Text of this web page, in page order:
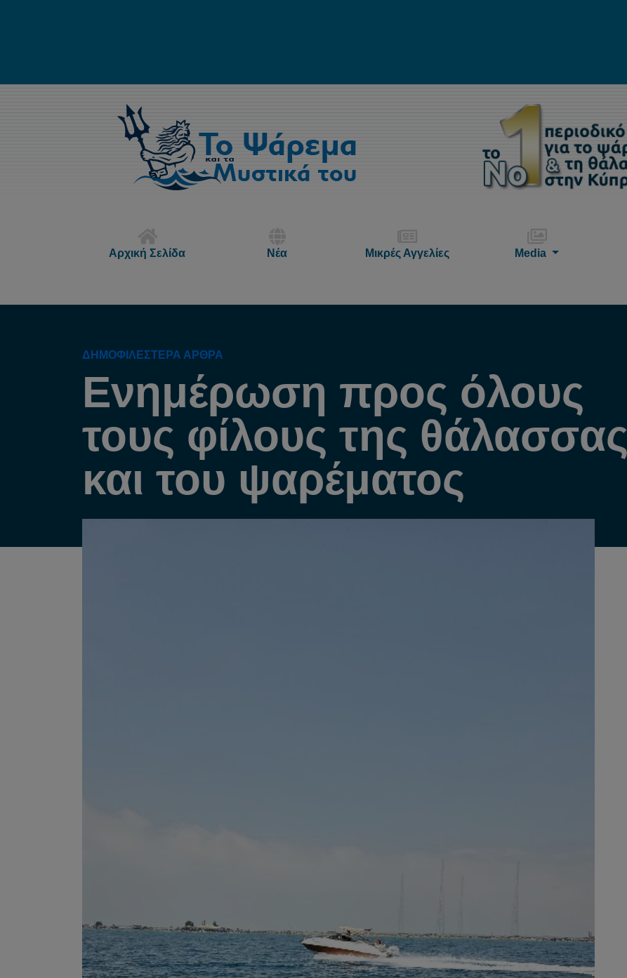
Αρχική Σελίδα Νέα Μικρές Αγγελίες Media
ΔΗΜΟΦΙΛΈΣΤΕΡΑ ΆΡΘΡΑ
Ενημέρωση προς όλους
τους φίλους της θάλασσας
και του ψαρέματος